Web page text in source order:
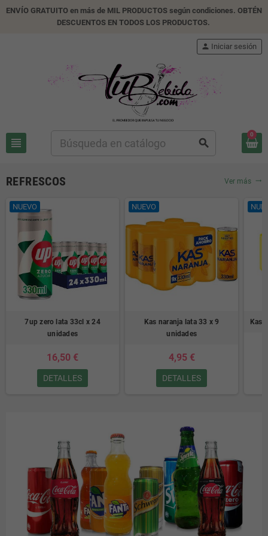
ENVÍO GRATUITO en más de MIL PRODUCTOS según condiciones. OBTÉN
DESCUENTOS EN TODOS LOS PRODUCTOS.
view_headline search
person Iniciar sesión
0
REFRESCOS Ver más trending_flat
NUEVO
7up zero lata 33cl x 24
unidades
16,50 €
DETALLES
NUEVO
Kas naranja lata 33 x 9
unidades
4,95 €
DETALLES
Kas